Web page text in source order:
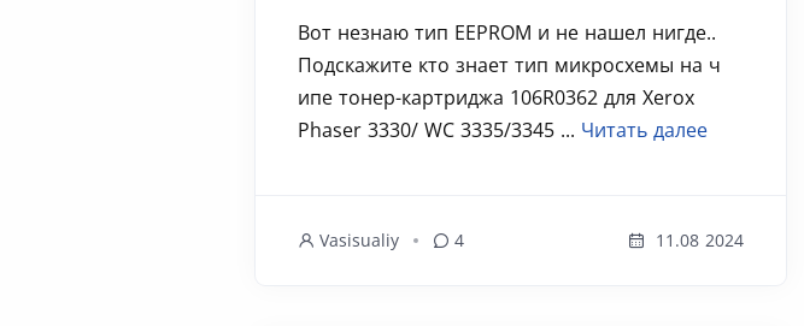
Вот незнаю тип EEPROM и не нашел нигде..
Подскажите кто знает тип микросхемы на ч
ипе тонер-картриджа 106R0362 для Xerox
Phaser 3330/ WC 3335/3345 ... Читать далее
Vasisualiy 4 11.08 2024